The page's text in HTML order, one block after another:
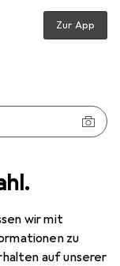
wir mit
zu
auf unserer
Zur App
24er Kartonetui Arty